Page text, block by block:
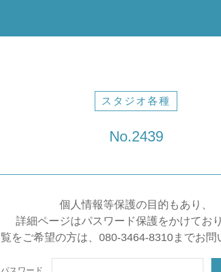
スタジオ各種
No.2439
個人情報等保護の目的もあり、
詳細ページはパスワード保護をかけており
をご希望の方は、080-3464-8310までお問